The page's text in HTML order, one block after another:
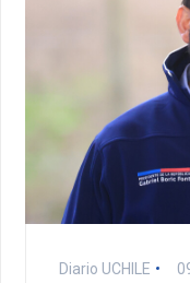
Diario UCHILE